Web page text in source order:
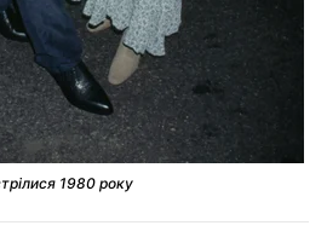
1980 року